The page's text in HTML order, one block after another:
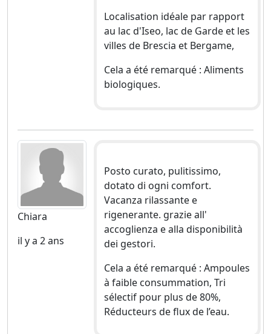
Localisation idéale par rapport
au lac d'Iseo, lac de Garde et les
villes de Brescia et Bergame,
Cela a été remarqué : Aliments
biologiques.
Chiara
il y a 2 ans
Posto curato, pulitissimo,
dotato di ogni comfort.
Vacanza rilassante e
rigenerante. grazie all'
accoglienza e alla disponibilità
dei gestori.
Cela a été remarqué : Ampoules
à faible consummation, Tri
sélectif pour plus de 80%,
Réducteurs de flux de l’eau.